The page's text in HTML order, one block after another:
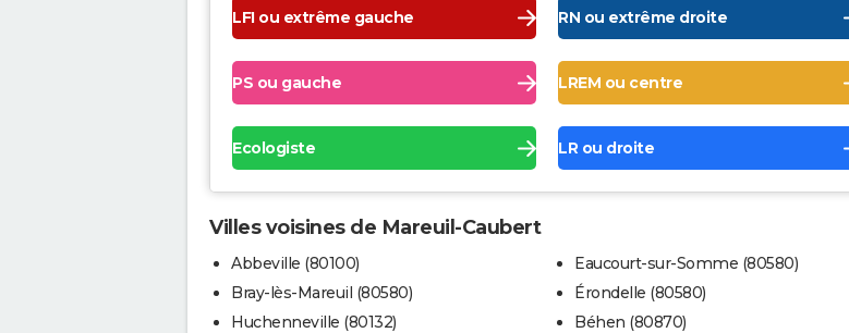
LFI ou extrême gauche RN ou extrême droite
PS ou gauche LREM ou centre
Ecologiste LR ou droite
Villes voisines de Mareuil-Caubert
Abbeville (80100)
Bray-lès-Mareuil (80580)
Huchenneville (80132)
Eaucourt-sur-Somme (80580)
Érondelle (80580)
Béhen (80870)